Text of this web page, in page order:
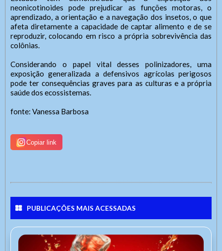
neonicotinoides pode prejudicar as funções motoras, o
aprendizado, a orientação e a navegação dos insetos, o que
afeta diretamente a capacidade de captar alimento e de se
reproduzir, colocando em risco a própria sobrevivência das
colônias.
Considerando o papel vital desses polinizadores, uma
exposição generalizada a defensivos agrícolas perigosos
pode ter consequências graves para as culturas e a própria
saúde dos ecossistemas.
fonte: Vanessa Barbosa
Copiar link
PUBLICAÇÕES MAIS ACESSADAS
Letra A+ > Aumenta o tamanho da fonte.
Letra A- > Diminui o tamanho da fonte.
Layout
Para alterar a cor do layout de escuro para claro e vice
Senha
Enviar
Senha
Enviar
Cidade:
Nome do Atendente:
Telefone: (xx) xxxx-xxxx
whatsApp: (xx) xxxxx-xxxxx
e-Mail:
Atendente/Ouvidor:
Nome do Atendente/Ouvidor
Expediente:
De segunda-feira a sexta-feira.
Outras Informações:
Duis non laoreet eros. Vestibulum porta neque eleifend
erat quis iaculis vestibulum. Curabitur sit amet purus et